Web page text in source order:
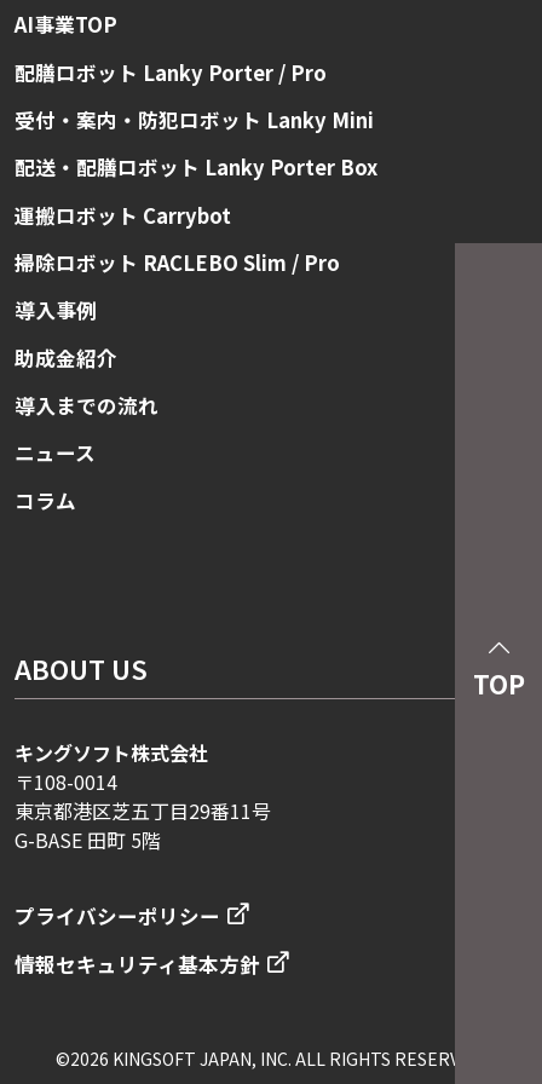
TOP
AI事業TOP
配膳ロボット Lanky Porter / Pro
受付・案内・防犯ロボット Lanky Mini
配送・配膳ロボット Lanky Porter Box
運搬ロボット Carrybot
掃除ロボット RACLEBO Slim / Pro
導入事例
助成金紹介
導入までの流れ
ニュース
コラム
ABOUT US
キングソフト株式会社
〒108-0014
東京都港区芝五丁目29番11号
G-BASE 田町 5階
プライバシーポリシー
情報セキュリティ基本方針
©2026 KINGSOFT JAPAN, INC. ALL RIGHTS RESERVED.